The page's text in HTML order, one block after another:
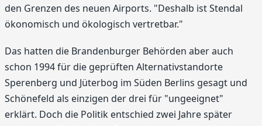
den Grenzen des neuen Airports. "Deshalb ist Stendal
ökonomisch und ökologisch vertretbar."
Das hatten die Brandenburger Behörden aber auch
schon 1994 für die geprüften Alternativstandorte
Sperenberg und Jüterbog im Süden Berlins gesagt und
Schönefeld als einzigen der drei für "ungeeignet"
erklärt. Doch die Politik entschied zwei Jahre später